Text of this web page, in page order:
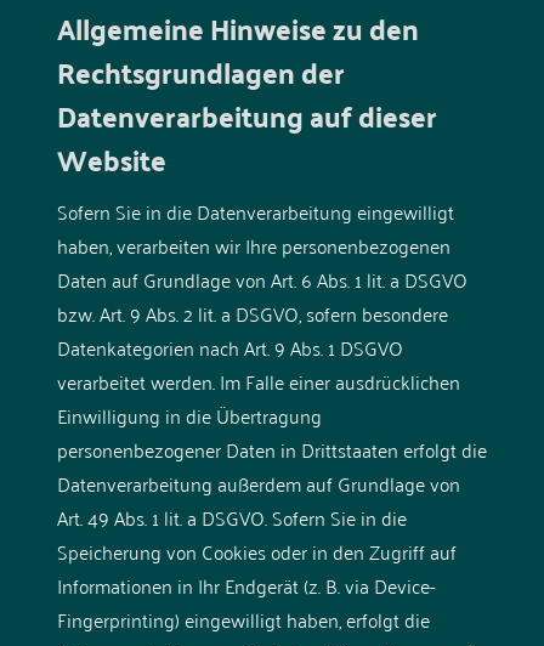
Allgemeine Hinweise zu den
Rechtsgrundlagen der
Datenverarbeitung auf dieser
Website
Sofern Sie in die Datenverarbeitung eingewilligt
haben, verarbeiten wir Ihre personenbezogenen
Daten auf Grundlage von Art. 6 Abs. 1 lit. a DSGVO
bzw. Art. 9 Abs. 2 lit. a DSGVO, sofern besondere
Datenkategorien nach Art. 9 Abs. 1 DSGVO
verarbeitet werden. Im Falle einer ausdrücklichen
Einwilligung in die Übertragung
personenbezogener Daten in Drittstaaten erfolgt die
Datenverarbeitung außerdem auf Grundlage von
Art. 49 Abs. 1 lit. a DSGVO. Sofern Sie in die
Speicherung von Cookies oder in den Zugriff auf
Informationen in Ihr Endgerät (z. B. via Device-
Fingerprinting) eingewilligt haben, erfolgt die